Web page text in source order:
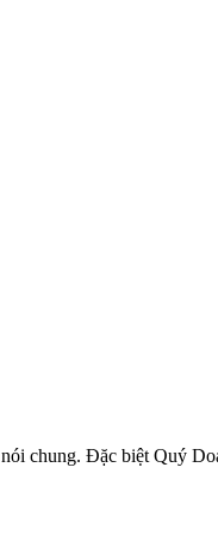
chung. Đặc biệt Quý